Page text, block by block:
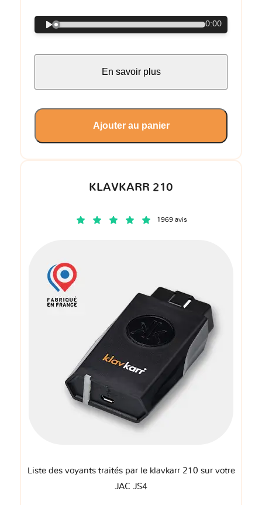
KLAVKARR 210
1969 avis
Liste des voyants traités par le klavkarr 210 sur votre
JAC JS4
0:00
En savoir plus
Ajouter au panier